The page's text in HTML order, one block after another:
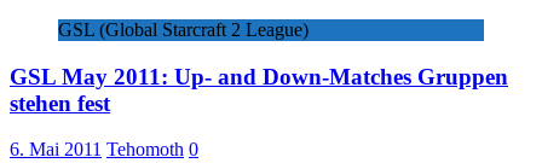
GSL (Global Starcraft 2 League)
GSL May 2011: Up- and Down-Matches Gruppen
stehen fest
6. Mai 2011 Tehomoth 0